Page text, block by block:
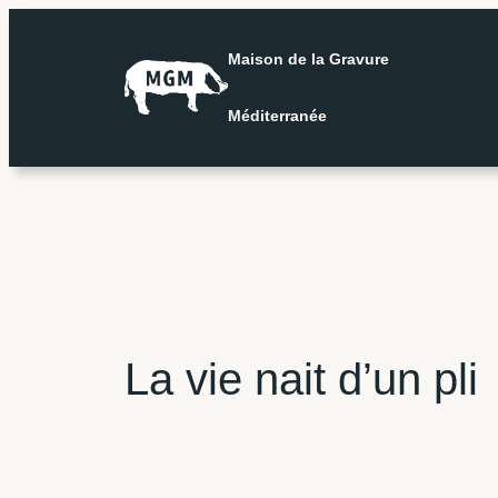
Maison de la Gravure
Méditerranée
La vie nait d’un pli